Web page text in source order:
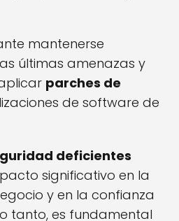
mantenerse
últimas amenazas y
parches de
de software de
deficientes
significativo en la
y en la confianza
tanto, es fundamental